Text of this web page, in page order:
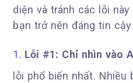
diện và tránh các lỗi
bạn trở nên đáng tin cậy
Lỗi #1: Chỉ nhìn vào
lỗi phổ biến nhất.